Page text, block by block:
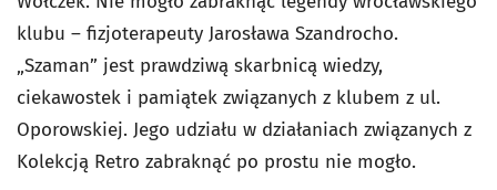
klubu – fizjoterapeuty Jarosława Szandrocho.
„Szaman” jest prawdziwą skarbnicą wiedzy,
ciekawostek i pamiątek związanych z klubem z ul.
Oporowskiej. Jego udziału w działaniach związanych z
Kolekcją Retro zabraknąć po prostu nie mogło.